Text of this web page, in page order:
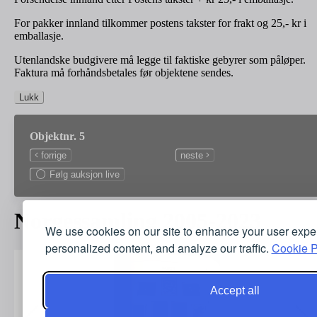
We use cookies on our site to enhance your user
personalized content, and analyze our traffic. Cookie
Accept all
For pakker innland tilkommer postens takster for frakt og 25,- kr i
emballasje.
Utenlandske budgivere må legge til faktiske gebyrer som påløper.
Faktura må forhåndsbetales før objektene sendes.
Lukk
Objektnr. 5
forrige
neste
Følg auksjon live
Norgessamling 2005-2023